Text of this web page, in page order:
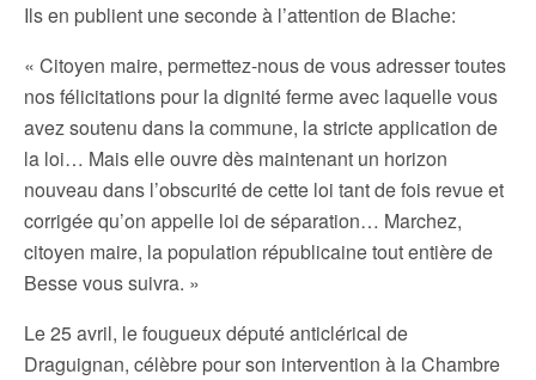
Ils en publient une seconde à l’attention de Blache:
« Citoyen maire, permettez-nous de vous adresser toutes
nos félicitations pour la dignité ferme avec laquelle vous
avez soutenu dans la commune, la stricte application de
la loi… Mais elle ouvre dès maintenant un horizon
nouveau dans l’obscurité de cette loi tant de fois revue et
corrigée qu’on appelle loi de séparation… Marchez,
citoyen maire, la population républicaine tout entière de
Besse vous suivra. »
Le 25 avril, le fougueux député anticlérical de
Draguignan, célèbre pour son intervention à la Chambre